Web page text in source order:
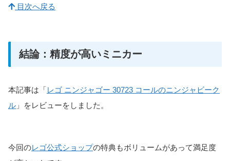
目次へ戻る
結論：精度が高いミニカー
本記事は「レゴ ニンジャゴー 30723 コールのニンジャビーク
ル 」をレビューをしました。
今回のレゴ公式ショップの特典もボリュームがあって満足度